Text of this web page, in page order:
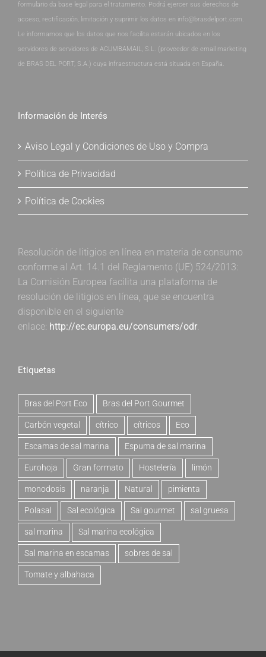
formulario da base legal para el tratamiento. Podrá ejercer sus derechos de
acceso, rectificación, limitación y suprimir los datos en info@brasdelport.com.
Le informamos que los datos que nos facilita estarán ubicados en los
servidores de servidores de ACUMBAMAIL, S.L. (proveedor de email marketing
de BRAS DEL PORT, S.A.) cuya infraestructura está situada en España.
Información de Interés
Aviso Legal y Condiciones de Uso y Compra
Política de Privacidad
Política de Cookies
Resolución de litigios en línea en materia de consumo
conforme al Art. 14.1 del Reglamento (UE) 524/2013:
La Comisión Europea facilita una plataforma de
resolución de litigios en línea, que se encuentra
disponible en el siguiente
enlace: http://ec.europa.eu/consumers/odr.
Etiquetas
Bras del Port Eco Bras del Port Gourmet
Carbón vegetal cítrico cítricos Eco
Escamas de sal marina Espuma de sal marina
Eurohoja Gran formato Hostelería limón
monodosis naranja Natural pimienta
Polasal Sal ecológica Sal gourmet sal gruesa
sal marina Sal marina ecológica
Sal marina en escamas sobres de sal
Tomate y albahaca